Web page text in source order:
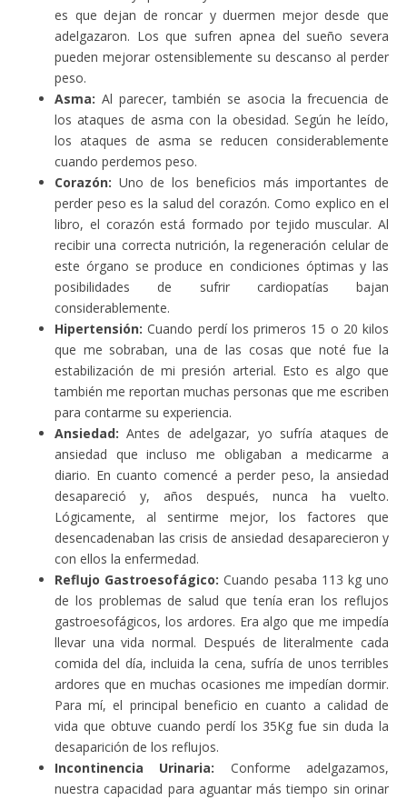
es que dejan de roncar y duermen mejor desde que
adelgazaron. Los que sufren apnea del sueño severa
pueden mejorar ostensiblemente su descanso al perder
peso.
Asma: Al parecer, también se asocia la frecuencia de
los ataques de asma con la obesidad. Según he leído,
los ataques de asma se reducen considerablemente
cuando perdemos peso.
Corazón: Uno de los beneficios más importantes de
perder peso es la salud del corazón. Como explico en el
libro, el corazón está formado por tejido muscular. Al
recibir una correcta nutrición, la regeneración celular de
este órgano se produce en condiciones óptimas y las
posibilidades de sufrir cardiopatías bajan
considerablemente.
Hipertensión: Cuando perdí los primeros 15 o 20 kilos
que me sobraban, una de las cosas que noté fue la
estabilización de mi presión arterial. Esto es algo que
también me reportan muchas personas que me escriben
para contarme su experiencia.
Ansiedad: Antes de adelgazar, yo sufría ataques de
ansiedad que incluso me obligaban a medicarme a
diario. En cuanto comencé a perder peso, la ansiedad
desapareció y, años después, nunca ha vuelto.
Lógicamente, al sentirme mejor, los factores que
desencadenaban las crisis de ansiedad desaparecieron y
con ellos la enfermedad.
Reflujo Gastroesofágico: Cuando pesaba 113 kg uno
de los problemas de salud que tenía eran los reflujos
gastroesofágicos, los ardores. Era algo que me impedía
llevar una vida normal. Después de literalmente cada
comida del día, incluida la cena, sufría de unos terribles
ardores que en muchas ocasiones me impedían dormir.
Para mí, el principal beneficio en cuanto a calidad de
vida que obtuve cuando perdí los 35Kg fue sin duda la
desaparición de los reflujos.
Incontinencia Urinaria: Conforme adelgazamos,
nuestra capacidad para aguantar más tiempo sin orinar